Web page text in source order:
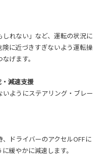
しれない」など、運転の状況に
に近づきすぎないよう運転操
げます。
減速支援
ようにステアリング・ブレー
ドライバーのアクセルOFFに
緩やかに減速します。